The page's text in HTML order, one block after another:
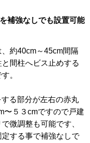
補強なしでも設置可能
約40cm～45cm間隔
間柱へビス止めする
。
る部分が左右の赤丸
〜５３cmですので戸建
微調整も可能です、
する事で補強なしで